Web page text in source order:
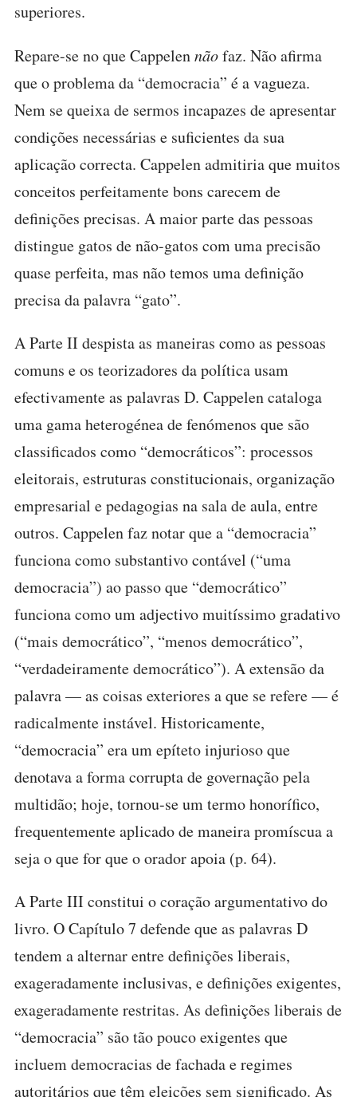
superiores.
Repare-se no que Cappelennãofaz. Não afirma
que o problema da “democracia” é a vagueza.
Nem se queixa de sermos incapazes de apresentar
condições necessárias e suficientes da sua
aplicação correcta. Cappelen admitiria que muitos
conceitos perfeitamente bons carecem de
definições precisas. A maior parte das pessoas
distingue gatos de não-gatos com uma precisão
quase perfeita, mas não temos uma definição
precisa da palavra “gato”.
A Parte II despista as maneiras como as pessoas
comuns e os teorizadores da política usam
efectivamente as palavras D. Cappelen cataloga
uma gama heterogénea de fenómenos que são
classificados como “democráticos”: processos
eleitorais, estruturas constitucionais, organização
empresarial e pedagogias na sala de aula, entre
outros. Cappelen faz notar que a “democracia”
funciona como substantivo contável (“uma
democracia”) ao passo que “democrático”
funciona como um adjectivo muitíssimo gradativo
(“mais democrático”, “menos democrático”,
“verdadeiramente democrático”). A extensão da
palavra — as coisas exteriores a que se refere — é
radicalmente instável. Historicamente,
“democracia” era um epíteto injurioso que
denotava a forma corrupta de governação pela
multidão; hoje, tornou-se um termo honorífico,
frequentemente aplicado de maneira promíscua a
seja o que for que o orador apoia (p. 64).
A Parte III constitui o coração argumentativo do
livro. O Capítulo 7 defende que as palavras D
tendem a alternar entre definições liberais,
exageradamente inclusivas, e definições exigentes,
exageradamente restritas. As definições liberais de
“democracia” são tão pouco exigentes que
incluem democracias de fachada e regimes
autoritários que têm eleições sem significado. As